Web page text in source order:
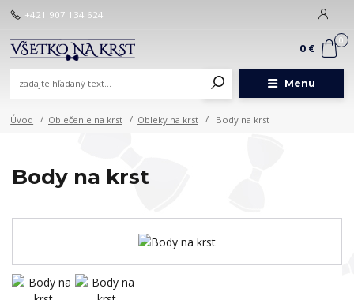
Menu
+421 907 134 624
0
0 €
Úvod Oblečenie na krst Obleky na krst Body na krst
Body na krst